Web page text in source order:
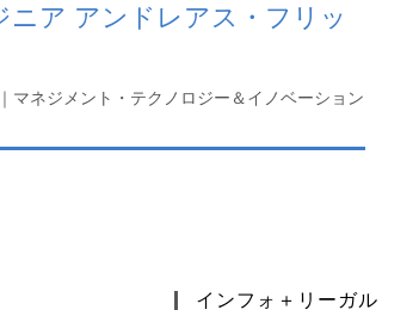
ニア アンドレアス・フリッ
マネジメント・テクノロジー＆イノベーション
インフォ＋リーガル